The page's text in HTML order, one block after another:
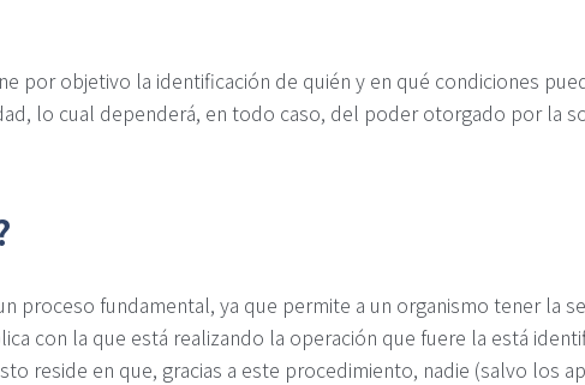
por objetivo la identificación de quién y en qué condiciones
lo cual dependerá, en todo caso, del poder otorgado por la
proceso fundamental, ya que permite a un organismo tener la
con la que está realizando la operación que fuere la está
reside en que, gracias a este procedimiento, nadie (salvo los